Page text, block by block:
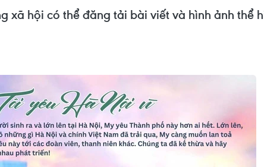
xã hội có thể đăng tải bài viết và hình ảnh thể